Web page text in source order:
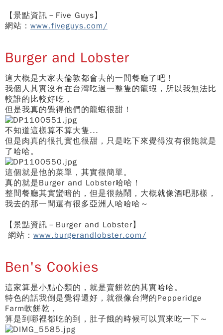
【景點資訊－Five Guys】
網站： www.fiveguys.com/
Burger and Lobster
這大概是大家去倫敦都會去的一間餐廳了吧！
我個人其實沒有在台灣吃過一整隻的龍蝦，所以我無法比
較誰的比較好吃，
但是我真的覺得他們的龍蝦很甜！
不知道這樣算不算大隻...
但是肉真的很扎實也很甜，只是吃下來覺得沒有很飽就是
了哈哈。
這個就是他的菜單，其實很簡單。
真的就是Burger and Lobster哈哈！
整間餐廳其實蠻暗的，但是很熱鬧，大概就像酒吧那樣，
我去的那一間還有很多亞洲人哈哈哈～
【景點資訊－Burger and Lobster】
網站： www.burgerandlobster.com/
Ben's Cookies
這家算是小點心類的，就是賣餅乾的其實哈哈。
特色的話我倒是覺得還好，就很像台灣的Pepperidge
Farm軟餅乾，
算是到哪裡都吃的到，肚子餓的時候可以買來吃一下～